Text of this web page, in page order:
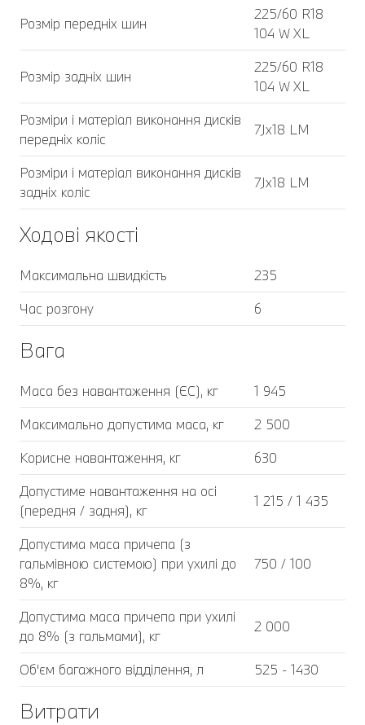
Розмір передніх шин
225/60 R18
104 W XL
Розмір задніх шин
225/60 R18
104 W XL
Розміри і матеріал виконання дисків
передніх коліс
7Jx18 LM
Розміри і матеріал виконання дисків
задніх коліс
7Jx18 LM
Ходові якості
Максимальна швидкість
235
Час розгону
6
Вага
Маса без навантаження (ЄС), кг
1 945
Максимально допустима маса, кг
2 500
Корисне навантаження, кг
630
Допустиме навантаження на осі
(передня / задня), кг
1 215 / 1 435
Допустима маса причепа (з
гальмівною системою) при ухилі до
8%, кг
750 / 100
Допустима маса причепа при ухилі
до 8% (з гальмами), кг
2 000
Об'єм багажного відділення, л 525 - 1430
Витрати